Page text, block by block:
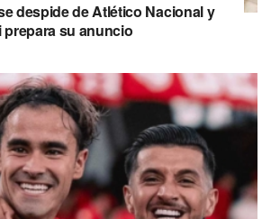
despide de Atlético Nacional y
prepara su anuncio